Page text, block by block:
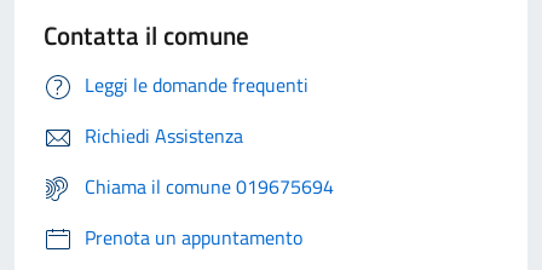
Contatta il comune
Leggi le domande frequenti
Richiedi Assistenza
Chiama il comune 019675694
Prenota un appuntamento